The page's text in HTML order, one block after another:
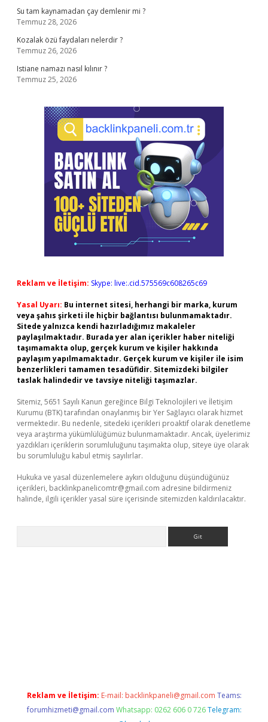
Su tam kaynamadan çay demlenir mi ?
Temmuz 28, 2026
Kozalak özü faydaları nelerdir ?
Temmuz 26, 2026
Istiane namazı nasıl kılınır ?
Temmuz 25, 2026
Reklam ve İletişim: Skype: live:.cid.575569c608265c69
Yasal Uyarı: Bu internet sitesi, herhangi bir marka, kurum
veya şahıs şirketi ile hiçbir bağlantısı bulunmamaktadır.
Sitede yalnızca kendi hazırladığımız makaleler
paylaşılmaktadır. Burada yer alan içerikler haber niteliği
taşımamakta olup, gerçek kurum ve kişiler hakkında
paylaşım yapılmamaktadır. Gerçek kurum ve kişiler ile isim
benzerlikleri tamamen tesadüfidir. Sitemizdeki bilgiler
taslak halindedir ve tavsiye niteliği taşımazlar.
Sitemiz, 5651 Sayılı Kanun gereğince Bilgi Teknolojileri ve İletişim
Kurumu (BTK) tarafından onaylanmış bir Yer Sağlayıcı olarak hizmet
vermektedir. Bu nedenle, sitedeki içerikleri proaktif olarak denetleme
veya araştırma yükümlülüğümüz bulunmamaktadır. Ancak, üyelerimiz
yazdıkları içeriklerin sorumluluğunu taşımakta olup, siteye üye olarak
bu sorumluluğu kabul etmiş sayılırlar.
Hukuka ve yasal düzenlemelere aykırı olduğunu düşündüğünüz
içerikleri, backlinkpanelicomtr@gmail.com adresine bildirmeniz
halinde, ilgili içerikler yasal süre içerisinde sitemizden kaldırılacaktır.
Reklam ve İletişim: E-mail: backlinkpaneli@gmail.com Teams:
forumhizmeti@gmail.com Whatsapp: 0262 606 0 726 Telegram: